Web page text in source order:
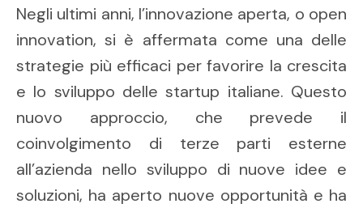
Negli ultimi anni, l’innovazione aperta, o open
innovation, si è affermata come una delle
strategie più efficaci per favorire la crescita
e lo sviluppo delle startup italiane. Questo
nuovo approccio, che prevede il
coinvolgimento di terze parti esterne
all’azienda nello sviluppo di nuove idee e
soluzioni, ha aperto nuove opportunità e ha